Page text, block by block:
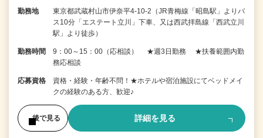
勤務地
東京都武蔵村山市伊奈平4-10-2（JR青梅線「昭島駅」よりバ
ス10分「エステート立川」下車、又は西武拝島線「西武立川
駅」より徒歩）
勤務時間
9：00～15：00（応相談） ★週3日勤務 ★扶養範囲内勤
務応相談
応募資格
資格・経験・年齢不問！★ホテルや宿泊施設にてベッドメイ
クの経験のある方、歓迎♪
後で見る 詳細を見る